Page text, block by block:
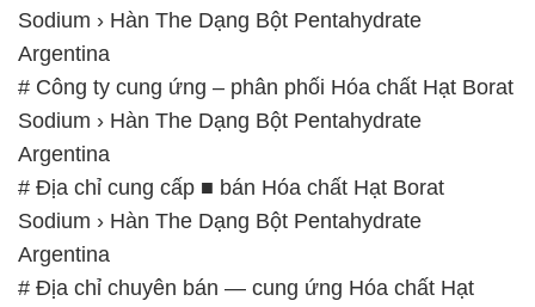
Sodium › Hàn The Dạng Bột Pentahydrate
Argentina
# Công ty cung ứng – phân phối Hóa chất Hạt Borat
Sodium › Hàn The Dạng Bột Pentahydrate
Argentina
# Địa chỉ cung cấp ■ bán Hóa chất Hạt Borat
Sodium › Hàn The Dạng Bột Pentahydrate
Argentina
# Địa chỉ chuyên bán — cung ứng Hóa chất Hạt